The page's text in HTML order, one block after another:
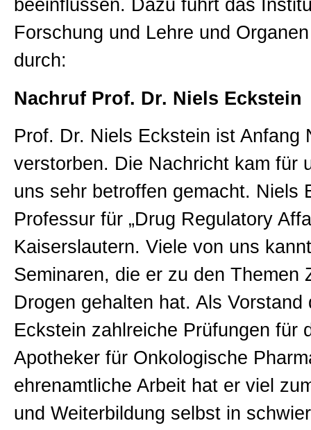
beeinflussen. Dazu führt das
Forschung und Lehre und
durch:
Nachruf Prof. Dr. Niels Eckstein
Prof. Dr. Niels Eckstein ist Anfang
verstorben. Die Nachricht kam für
uns sehr betroffen gemacht. Niels
Professur für „Drug Regulatory
Kaiserslautern. Viele von uns
Seminaren, die er zu den Themen
Drogen gehalten hat. Als
Eckstein zahlreiche Prüfungen für
Apotheker für Onkologische
ehrenamtliche Arbeit hat er viel
und Weiterbildung selbst in